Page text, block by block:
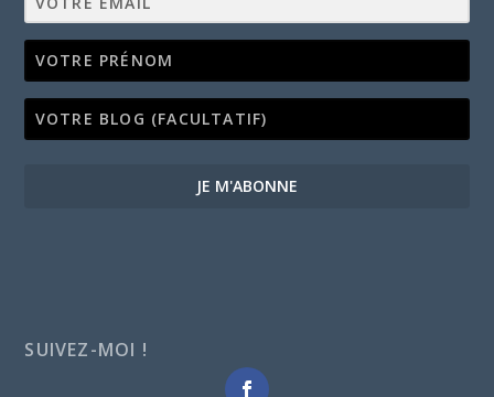
JE M'ABONNE
SUIVEZ-MOI !